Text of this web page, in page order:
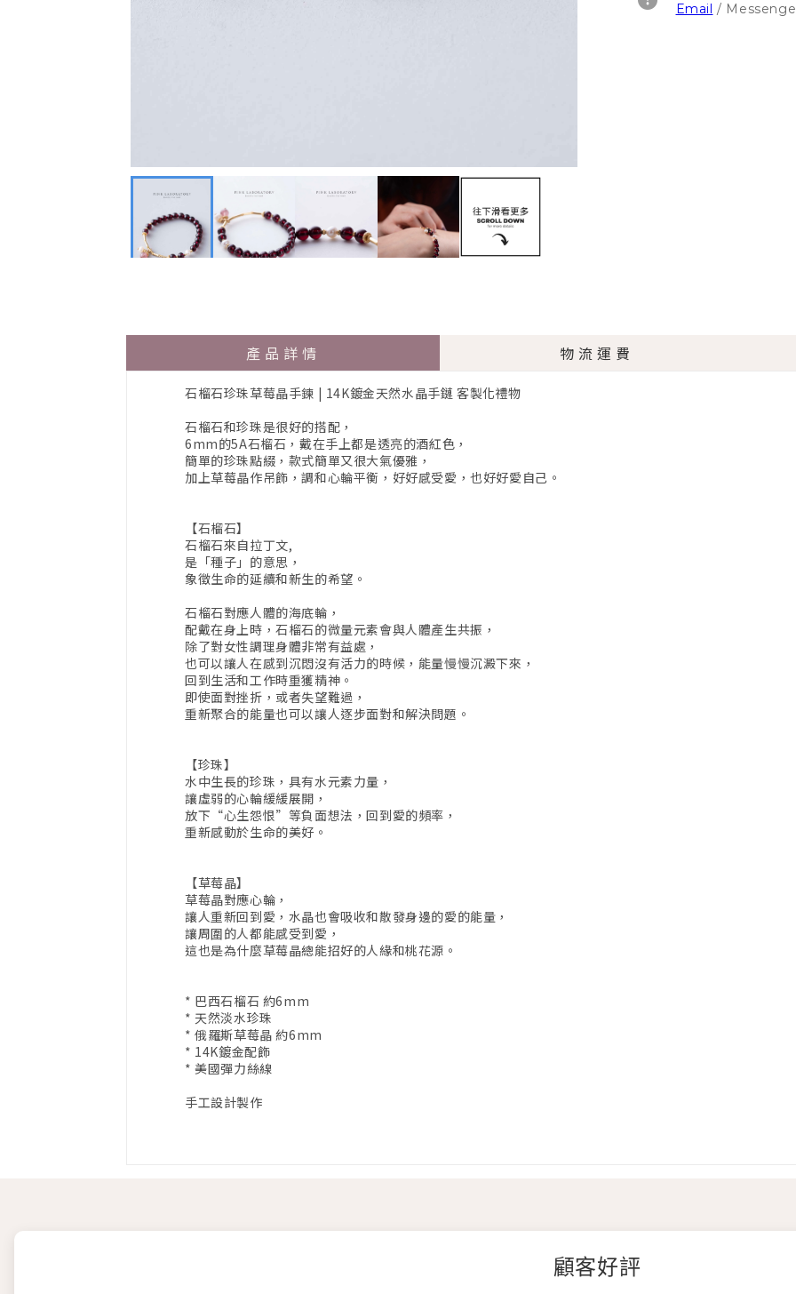
Email /
產品詳情 物流運費
石榴石珍珠草莓晶手鍊 | 14K鍍金天然水晶手鏈 客製化禮物
石榴石和珍珠是很好的搭配，
6mm的5A石榴石，戴在手上都是透亮的酒紅色，
簡單的珍珠點綴，款式簡單又很大氣優雅，
加上草莓晶作吊飾，調和心輪平衡，好好感受愛，也好好愛自己。
【石榴石】
石榴石來自拉丁文,
是「種子」的意思，
象徵生命的延續和新生的希望。
石榴石對應人體的海底輪，
配戴在身上時，石榴石的微量元素會與人體產生共振，
除了對女性調理身體非常有益處，
也可以讓人在感到沉悶沒有活力的時候，能量慢慢沉澱下來，
回到生活和工作時重獲精神。
即使面對挫折，或者失望難過，
重新聚合的能量也可以讓人逐步面對和解決問題。
【珍珠】
水中生長的珍珠，具有水元素力量，
讓虛弱的心輪緩緩展開，
放下“心生怨恨”等負面想法，回到愛的頻率，
重新感動於生命的美好。
【草莓晶】
草莓晶對應心輪，
讓人重新回到愛，水晶也會吸收和散發身邊的愛的能量，
讓周圍的人都能感受到愛，
這也是為什麼草莓晶總能招好的人緣和桃花源。
* 巴西石榴石 約6mm
* 天然淡水珍珠
* 俄羅斯草莓晶 約6mm
* 14K鍍金配飾
* 美國彈力絲線
手工設計製作
顧客好評